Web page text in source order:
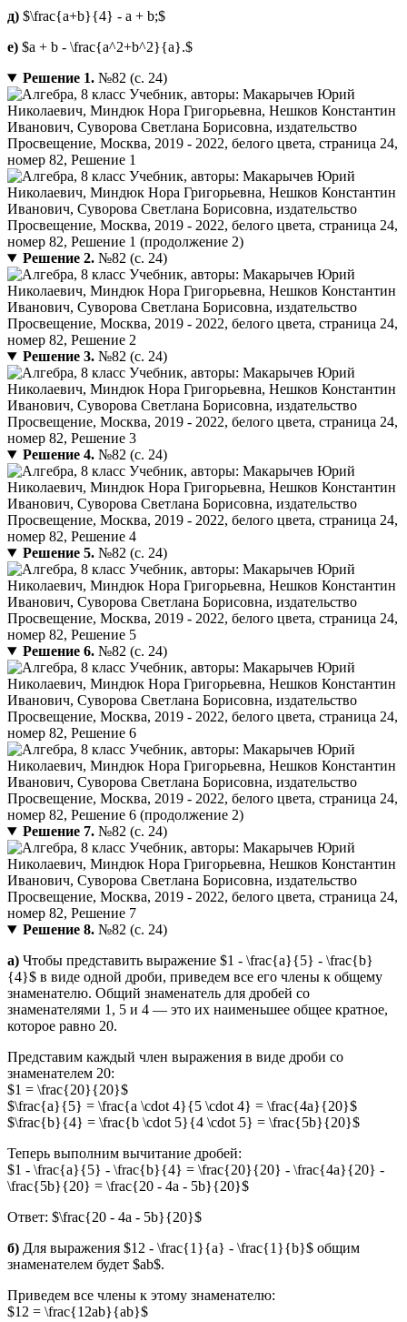
д) $\frac{a+b}{4} - a + b;$
е) $a + b - \frac{a^2+b^2}{a}.$
Решение 1.№82 (с. 24)
Решение 2.№82 (с. 24)
Решение 3.№82 (с. 24)
Решение 4.№82 (с. 24)
Решение 5.№82 (с. 24)
Решение 6.№82 (с. 24)
Решение 7.№82 (с. 24)
Решение 8.№82 (с. 24)
а) Чтобы представить выражение $1 - \frac{a}{5} - \frac{b}
{4}$ в виде одной дроби, приведем все его члены к общему
знаменателю. Общий знаменатель для дробей со
знаменателями 1, 5 и 4 — это их наименьшее общее кратное,
которое равно 20.
Представим каждый член выражения в виде дроби со
знаменателем 20:
$1 = \frac{20}{20}$
$\frac{a}{5} = \frac{a \cdot 4}{5 \cdot 4} = \frac{4a}{20}$
$\frac{b}{4} = \frac{b \cdot 5}{4 \cdot 5} = \frac{5b}{20}$
Теперь выполним вычитание дробей:
$1 - \frac{a}{5} - \frac{b}{4} = \frac{20}{20} - \frac{4a}{20} -
\frac{5b}{20} = \frac{20 - 4a - 5b}{20}$
Ответ: $\frac{20 - 4a - 5b}{20}$
б) Для выражения $12 - \frac{1}{a} - \frac{1}{b}$ общим
знаменателем будет $ab$.
Приведем все члены к этому знаменателю:
$12 = \frac{12ab}{ab}$